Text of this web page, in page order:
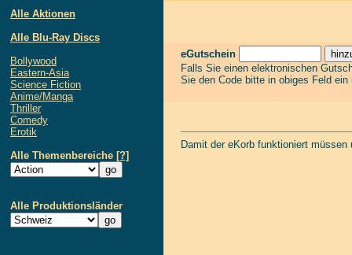
Alle Aktionen
Alle Blu-Ray Discs
Bollywood
Eastern-Asia
Science Fiction
Anime/Manga
Thriller
Comedy
Erotik
Alle Themenbereiche [?]
Alle Produktionsländer
eGutschein
Falls Sie einen elektronischen
Sie den Code bitte in obiges Feld
Damit der eKorb funktioniert